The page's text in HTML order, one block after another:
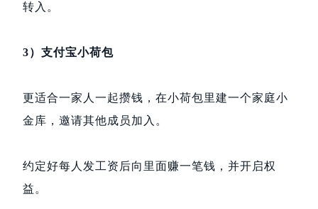
转入。
3）支付宝小荷包
更适合一家人一起攒钱，在小荷包里建一个家庭小
金库，邀请其他成员加入。
约定好每人发工资后向里面赚一笔钱，并开启权
益。